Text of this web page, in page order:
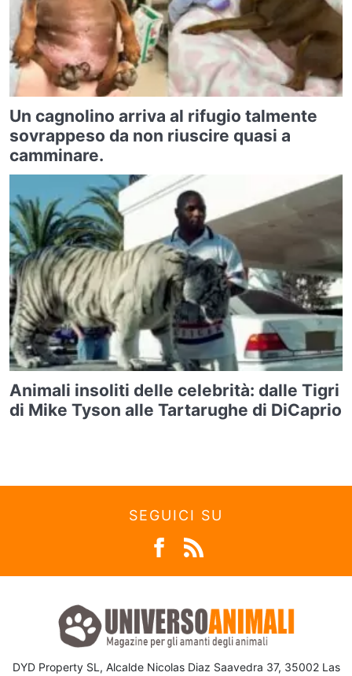
Un cagnolino arriva al rifugio talmente
sovrappeso da non riuscire quasi a
camminare.
Animali insoliti delle celebrità: dalle Tigri
di Mike Tyson alle Tartarughe di DiCaprio
SEGUICI SU
DYD Property SL, Alcalde Nicolas Diaz Saavedra 37, 35002 Las